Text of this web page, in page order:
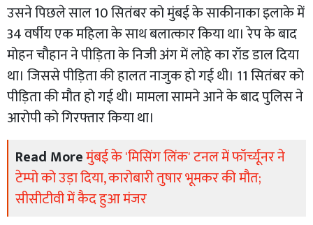
उसने पिछले साल 10 सितंबर को मुंबई के साकीनाका इलाके में
34 वर्षीय एक महिला के साथ बलात्कार किया था। रेप के बाद
मोहन चौहान ने पीड़िता के निजी अंग में लोहे का रॉड डाल दिया
था। जिससे पीड़िता की हालत नाजुक हो गई थी। 11 सितंबर को
पीड़िता की मौत हो गई थी। मामला सामने आने के बाद पुलिस ने
आरोपी को गिरफ्तार किया था।
Read Moreमुंबई के 'मिसिंग लिंक' टनल में फॉर्च्यूनर ने
टेम्पो को उड़ा दिया, कारोबारी तुषार भूमकर की मौत;
सीसीटीवी में कैद हुआ मंजर